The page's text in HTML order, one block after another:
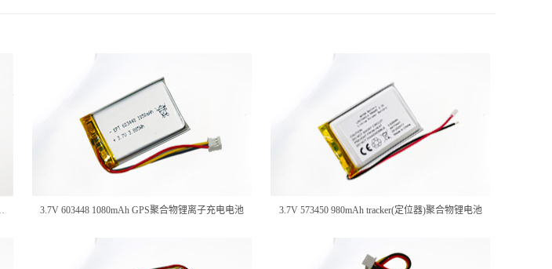
3.7V 603448 1080mAh GPS聚合物锂离子充电电池 3.7V 573450 980mAh tracker(定位器)聚合物锂电池